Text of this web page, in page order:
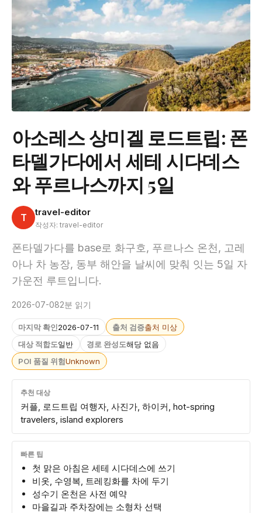
아소레스 상미겔 로드트립: 폰
타델가다에서 세테 시다데스
와 푸르나스까지 5일
T travel-editor
작성자: travel-editor
폰타델가다를 base로 화구호, 푸르나스 온천, 고레
아나 차 농장, 동부 해안을 날씨에 맞춰 잇는 5일 자
가운전 루트입니다.
2026-07-082분 읽기
마지막 확인2026-07-11 출처 검증출처 미상
대상 적합도일반 경로 완성도해당 없음
POI 품질 위험Unknown
추천 대상
커플, 로드트립 여행자, 사진가, 하이커, hot-spring
travelers, island explorers
빠른 팁
첫 맑은 아침은 세테 시다데스에 쓰기
비옷, 수영복, 트레킹화를 차에 두기
성수기 온천은 사전 예약
마을길과 주차장에는 소형차 선택